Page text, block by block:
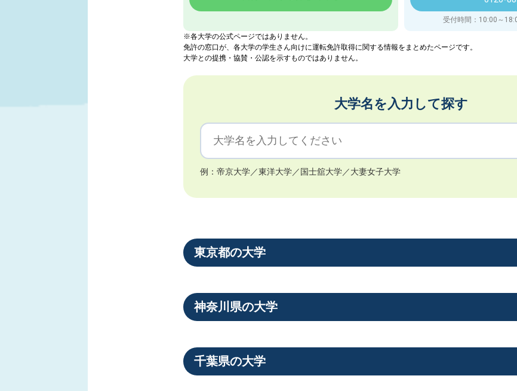
受付時間：10:00～
※各大学の公式ページではありません。
免許の窓口が、各大学の学生さん向けに運転免許取得に関する情報をまとめたページです。
大学との提携・協賛・公認を示すものではありません。
大学名を入力して探す
例：帝京大学／東洋大学／国士舘大学／大妻女子大学
東京都の大学
神奈川県の大学
千葉県の大学